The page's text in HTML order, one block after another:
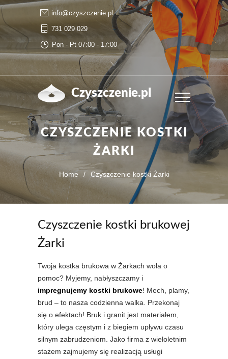
info@czyszczenie.pl
731 029 029
Pon - Pt 07:00 - 17:00
Czyszczenie.pl
CZYSZCZENIE KOSTKI
ŻARKI
Home / Czyszczenie kostki Żarki
Czyszczenie kostki brukowej
Żarki
Twoja kostka brukowa w Żarkach woła o
pomoc? Myjemy, nabłyszczamy i
impregnujemy kostki brukowe! Mech, plamy,
brud – to nasza codzienna walka. Przekonaj
się o efektach! Bruk i granit jest materiałem,
który ulega częstym i z biegiem upływu czasu
silnym zabrudzeniom. Jako firma z wieloletnim
stażem zajmujemy się realizacją usługi